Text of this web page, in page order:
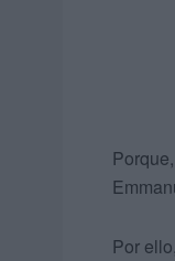
Por